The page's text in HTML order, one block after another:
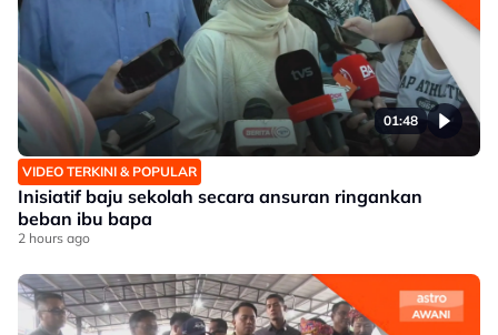
01:48
VIDEO TERKINI & POPULAR
Inisiatif baju sekolah secara ansuran ringankan
beban ibu bapa
2 hours ago